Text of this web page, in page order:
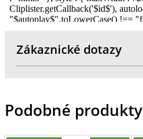
Zákaznické dotazy
Podobné produkty